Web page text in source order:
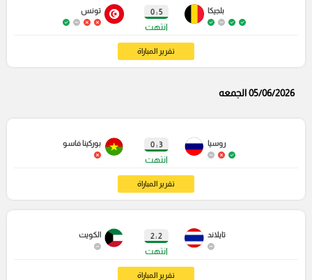
بلجيكا 5 : 0
انتهت
تونس
تقرير المباراة
05/06/2026 الجمعه
روسيا 3 : 0
انتهت
بوركينا فاسو
تقرير المباراة
تايلاند 2 : 2
انتهت
الكويت
تقرير المباراة